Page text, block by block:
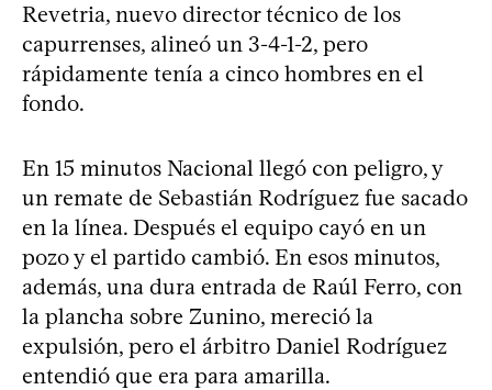
Revetria, nuevo director técnico de los
capurrenses, alineó un 3-4-1-2, pero
rápidamente tenía a cinco hombres en el
fondo.
En 15 minutos Nacional llegó con peligro, y
un remate de Sebastián Rodríguez fue sacado
en la línea. Después el equipo cayó en un
pozo y el partido cambió. En esos minutos,
además, una dura entrada de Raúl Ferro, con
la plancha sobre Zunino, mereció la
expulsión, pero el árbitro Daniel Rodríguez
entendió que era para amarilla.